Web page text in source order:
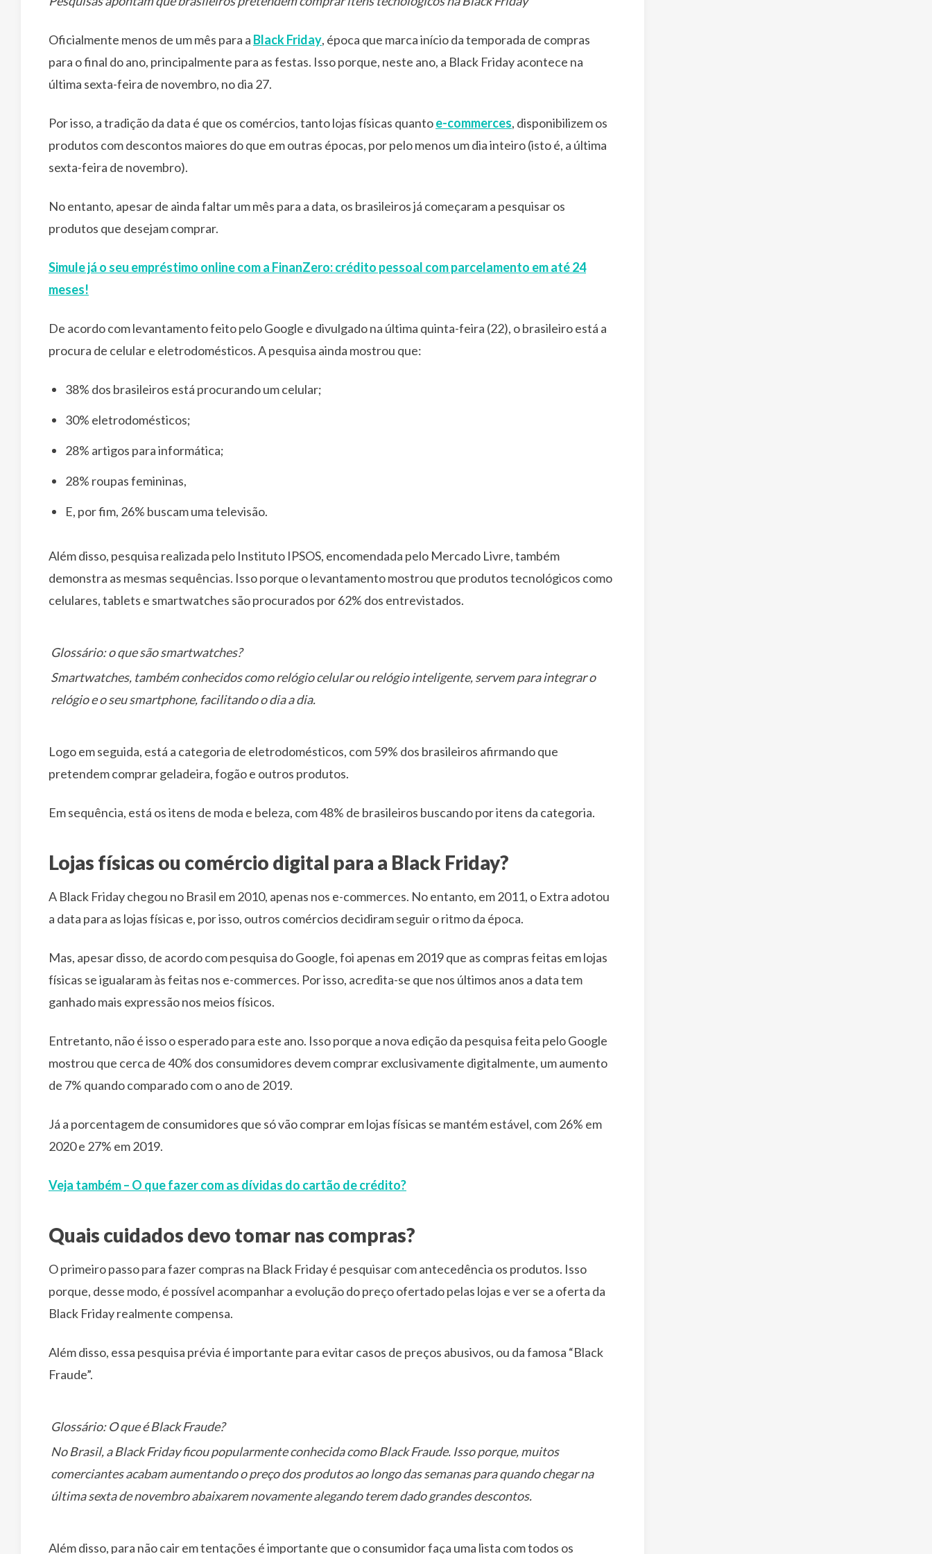
Oficialmente menos de um mês para a Black Friday, época que marca início da temporada de compras
para o final do ano, principalmente para as festas. Isso porque, neste ano, a Black Friday acontece na
última sexta-feira de novembro, no dia 27.
Por isso, a tradição da data é que os comércios, tanto lojas físicas quantoe-commerces, disponibilizem os
produtos com descontos maiores do que em outras épocas, por pelo menos um dia inteiro (isto é, a última
sexta-feira de novembro).
No entanto, apesar de ainda faltar um mês para a data, os brasileiros já começaram a pesquisar os
produtos que desejam comprar.
Simule já o seu empréstimo online com a FinanZero: crédito pessoal com parcelamento em até 24
meses!
De acordo com levantamento feito pelo Google e divulgado na última quinta-feira (22), o brasileiro está a
procura de celular e eletrodomésticos. A pesquisa ainda mostrou que:
38% dos brasileiros está procurando um celular;
30% eletrodomésticos;
28% artigos para informática;
28% roupas femininas,
E, por fim, 26% buscam uma televisão.
Além disso, pesquisa realizada pelo Instituto IPSOS, encomendada pelo Mercado Livre, também
demonstra as mesmas sequências. Isso porque o levantamento mostrou que produtos tecnológicos como
celulares, tablets e smartwatches são procurados por 62% dos entrevistados.
Glossário: o que são smartwatches?
Smartwatches, também conhecidos como relógio celular ou relógio inteligente, servem para integrar o
relógio e o seu smartphone, facilitando o dia a dia.
Logo em seguida, está a categoria de eletrodomésticos, com 59% dos brasileiros afirmando que
pretendem comprar geladeira, fogão e outros produtos.
Em sequência, está os itens de moda e beleza, com 48% de brasileiros buscando por itens da categoria.
Lojas físicas ou comércio digital para a Black Friday?
A Black Friday chegou no Brasil em 2010, apenas nos e-commerces. No entanto, em 2011, o Extra adotou
a data para as lojas físicas e, por isso, outros comércios decidiram seguir o ritmo da época.
Mas, apesar disso, de acordo com pesquisa do Google, foi apenas em 2019 que as compras feitas em lojas
físicas se igualaram às feitas nos e-commerces. Por isso, acredita-se que nos últimos anos a data tem
ganhado mais expressão nos meios físicos.
Entretanto, não é isso o esperado para este ano. Isso porque a nova edição da pesquisa feita pelo Google
mostrou que cerca de 40% dos consumidores devem comprar exclusivamente digitalmente, um aumento
de 7% quando comparado com o ano de 2019.
Já a porcentagem de consumidores que só vão comprar em lojas físicas se mantém estável, com 26% em
2020 e 27% em 2019.
Veja também – O que fazer com as dívidas do cartão de crédito?
Quais cuidados devo tomar nas compras?
O primeiro passo para fazer compras na Black Friday é pesquisar com antecedência os produtos. Isso
porque, desse modo, é possível acompanhar a evolução do preço ofertado pelas lojas e ver se a oferta da
Black Friday realmente compensa.
Além disso, essa pesquisa prévia é importante para evitar casos de preços abusivos, ou da famosa “Black
Fraude”.
Glossário: O que é Black Fraude?
No Brasil, a Black Friday ficou popularmente conhecida como Black Fraude. Isso porque, muitos
comerciantes acabam aumentando o preço dos produtos ao longo das semanas para quando chegar na
última sexta de novembro abaixarem novamente alegando terem dado grandes descontos.
Além disso, para não cair em tentações é importante que o consumidor faça uma lista com todos os